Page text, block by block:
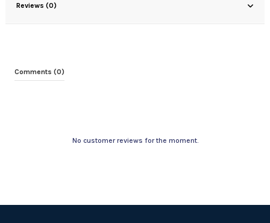
Reviews (0)
Comments (0)
No customer reviews for the moment.